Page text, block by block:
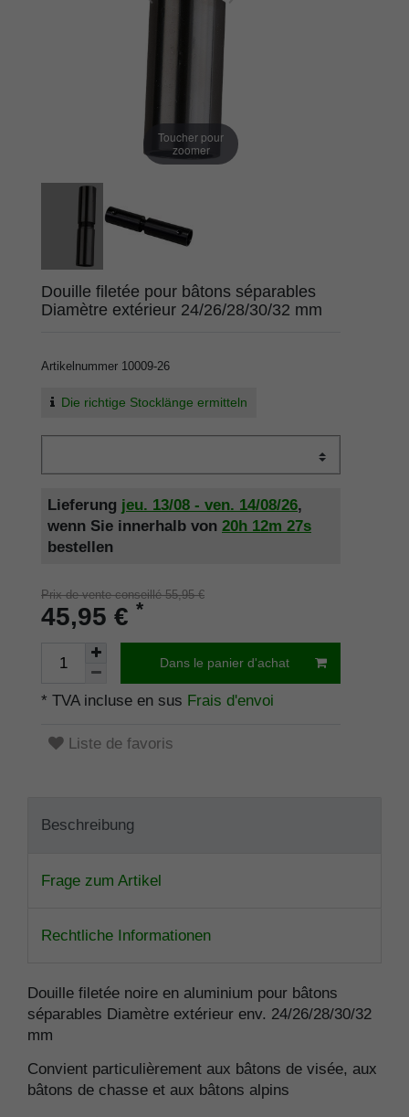
Toucher pour
zoomer
Douille filetée pour bâtons séparables
Diamètre extérieur 24/26/28/30/32 mm
Artikelnummer 10009-26
Die richtige Stocklänge ermitteln
Lieferung jeu. 13/08 - ven. 14/08/26,
wenn Sie innerhalb von 20h 12m 26s
bestellen
Prix de vente conseillé 55,95 €
45,95 € *
Dans le panier d'achat
* TVA incluse en sus Frais d'envoi
Liste de favoris
Beschreibung
Frage zum Artikel
Rechtliche Informationen
Douille filetée noire en aluminium pour bâtons
séparables Diamètre extérieur env. 24/26/28/30/32
mm
Convient particulièrement aux bâtons de visée, aux
bâtons de chasse et aux bâtons alpins